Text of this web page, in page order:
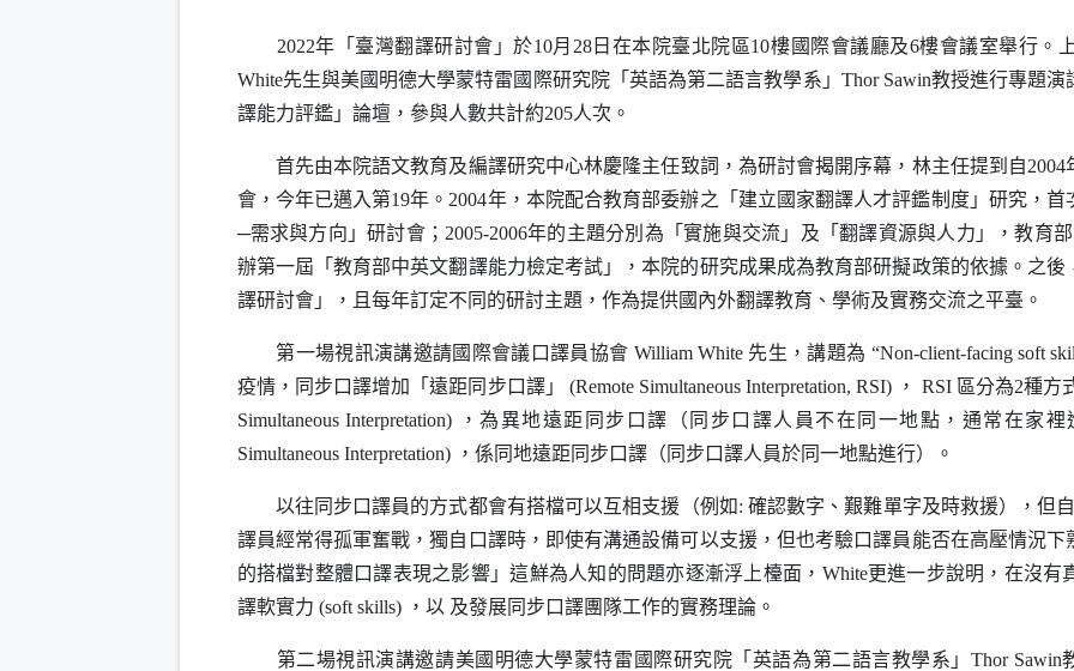
2022年「臺灣翻譯研討會」於10月28日在本院臺北院區10樓國際會議廳及6樓會議室舉行。
White先生與美國明德大學蒙特雷國際研究院「英語為第二語言教學系」 Thor Sawin教授進行專題演
譯能力評鑑」論壇，參與人數共計約205人次。
首先由本院語文教育及編譯研究中心林慶隆主任致詞，為研討會揭開序幕，林主任提到自2004
會，今年已邁入第19年。2004年，本院配合教育部委辦之「建立國家翻譯人才評鑑制度」研究，
─需求與方向」研討會；2005-2006年的主題分別為「實施與交流」及「翻譯資源與人力」，教育
辦第一屆「教育部中英文翻譯能力檢定考試」，本院的研究成果成為教育部研擬政策的依據。之
譯研討會」，且每年訂定不同的研討主題，作為提供國內外翻譯教育、學術及實務交流之平臺。
第一場視訊演講邀請國際會議口譯員協會 William White 先生，講題為 “Non-client-facing soft
疫情，同步口譯增加「遠距同步口譯」 (Remote Simultaneous Interpretation, RSI) ， RSI區分為2種方
Simultaneous Interpretation) ，為異地遠距同步口譯（同步口譯人員不在同一地點，通常在家
Simultaneous Interpretation)，係同地遠距同步口譯（同步口譯人員於同一地點進行）。
以往同步口譯員的方式都會有搭檔可以互相支援（例如: 確認數字、艱難單字及時救援），但
譯員經常得孤軍奮戰，獨自口譯時，即使有溝通設備可以支援，但也考驗口譯員能否在高壓情況
的搭檔對整體口譯表現之影響」這鮮為人知的問題亦逐漸浮上檯面， White更進一步說明，在沒有
譯軟實力 (soft skills)，以 及發展同步口譯團隊工作的實務理論。
第二場視訊演講邀請美國明德大學蒙特雷國際研究院「英語為第二語言教學系」 Thor Sawin